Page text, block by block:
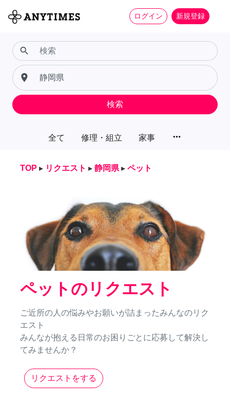
ログイン 新規登録
全て 修理・組立 家事 more_horiz
search
place
検索
TOP ▸ リクエスト ▸ 静岡県 ▸ ペット
ペットのリクエスト
ご近所の人の悩みやお願いが詰まったみんなのリク
エスト
みんなが抱える日常のお困りごとに応募して解決し
てみませんか？
リクエストをする